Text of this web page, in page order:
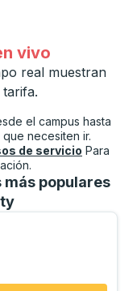
vivo
real muestran
el campus hasta
necesiten ir.
de servicio Para
más populares